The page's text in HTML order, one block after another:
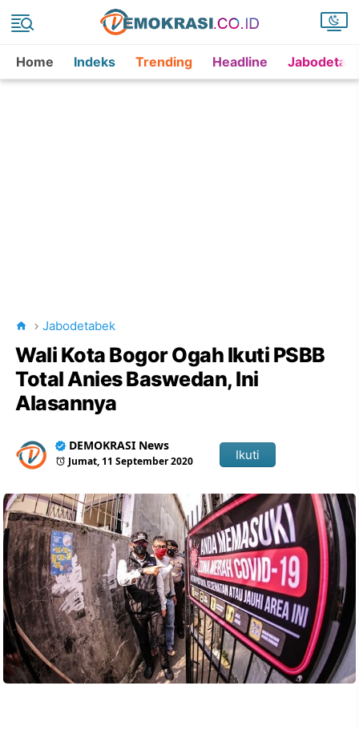
Home Indeks Trending Headline
Jabodetabek
Wali Kota Bogor Ogah Ikuti PSBB
Total Anies Baswedan, Ini
Alasannya
DEMOKRASI News
Jumat, 11 September 2020 Ikuti